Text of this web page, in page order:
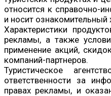
относится к справочно-
и носит ознакомительный
Характеристики
рекламы, а также
применение акций,
компаний-партнеров.
Туристическое
ответственности за
правах рекламы, и